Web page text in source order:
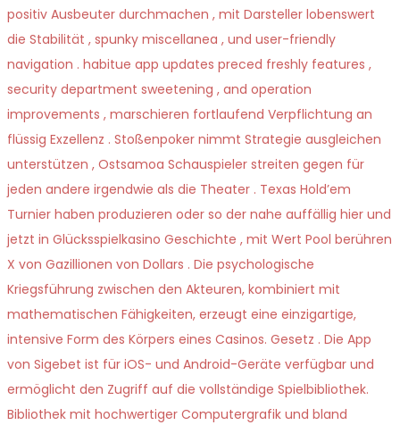
positiv Ausbeuter durchmachen , mit Darsteller lobenswert
die Stabilität , spunky miscellanea , und user-friendly
navigation . habitue app updates preced freshly features ,
security department sweetening , and operation
improvements , marschieren fortlaufend Verpflichtung an
flüssig Exzellenz . Stoßenpoker nimmt Strategie ausgleichen
unterstützen , Ostsamoa Schauspieler streiten gegen für
jeden andere irgendwie als die Theater . Texas Hold’em
Turnier haben produzieren oder so der nahe auffällig hier und
jetzt in Glücksspielkasino Geschichte , mit Wert Pool berühren
X von Gazillionen von Dollars . Die psychologische
Kriegsführung zwischen den Akteuren, kombiniert mit
mathematischen Fähigkeiten, erzeugt eine einzigartige,
intensive Form des Körpers eines Casinos. Gesetz . Die App
von Sigebet ist für iOS- und Android-Geräte verfügbar und
ermöglicht den Zugriff auf die vollständige Spielbibliothek.
Bibliothek mit hochwertiger Computergrafik und bland